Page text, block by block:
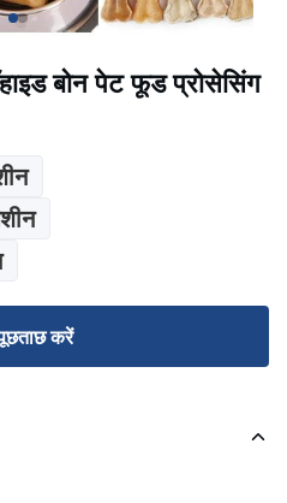
बोन पेट फूड प्रोसेसिंग
करें